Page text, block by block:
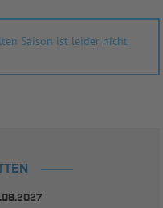
Saison ist leider nicht